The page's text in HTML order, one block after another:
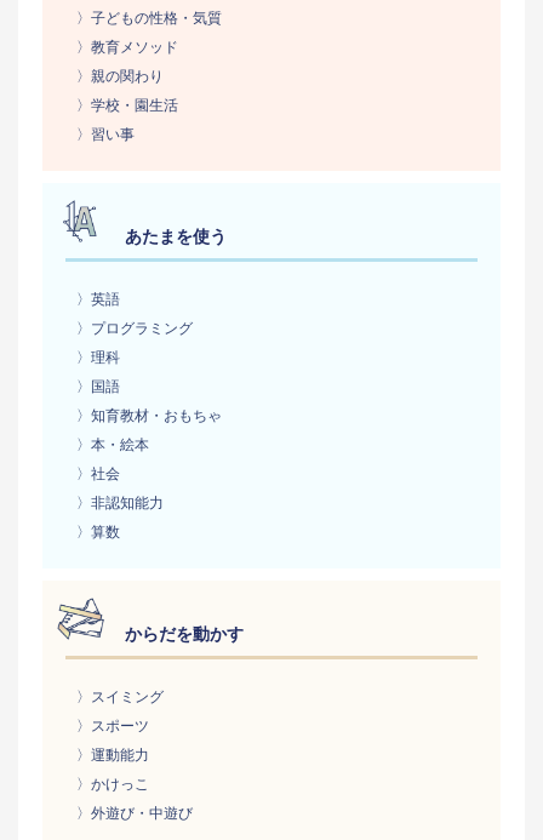
〉子どもの性格・気質
〉教育メソッド
〉親の関わり
〉学校・園生活
〉習い事
あたまを使う
〉英語
〉プログラミング
〉理科
〉国語
〉知育教材・おもちゃ
〉本・絵本
〉社会
〉非認知能力
〉算数
からだを動かす
〉スイミング
〉スポーツ
〉運動能力
〉かけっこ
〉外遊び・中遊び